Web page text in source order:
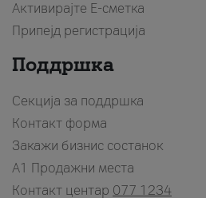
Активирајте Е-сметка
Припејд регистрација
Поддршка
Секција за поддршка
Контакт форма
Закажи бизнис состанок
A1 Продажни места
Контакт центар 077 1234